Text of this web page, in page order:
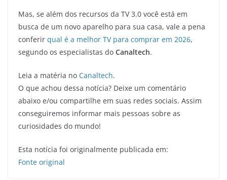
Mas, se além dos recursos da TV 3.0 você está em
busca de um novo aparelho para sua casa, vale a pena
conferir qual é a melhor TV para comprar em 2026,
segundo os especialistas do Canaltech.
Leia a matéria no Canaltech.
O que achou dessa notícia? Deixe um comentário
abaixo e/ou compartilhe em suas redes sociais. Assim
conseguiremos informar mais pessoas sobre as
curiosidades do mundo!
Esta notícia foi originalmente publicada em:
Fonte original